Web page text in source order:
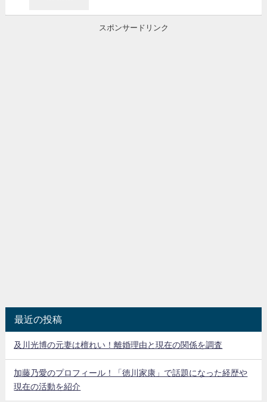
スポンサードリンク
最近の投稿
及川光博の元妻は檀れい！離婚理由と現在の関係を調査
加藤乃愛のプロフィール！「徳川家康」で話題になった経歴や
現在の活動を紹介